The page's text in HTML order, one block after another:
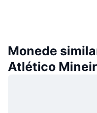
Monede
Atlético